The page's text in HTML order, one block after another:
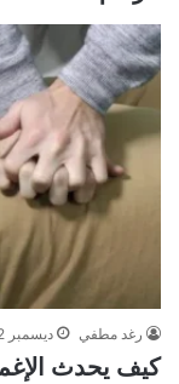
رغد مطفي ديسمبر 2, 2023
كيف يحدث